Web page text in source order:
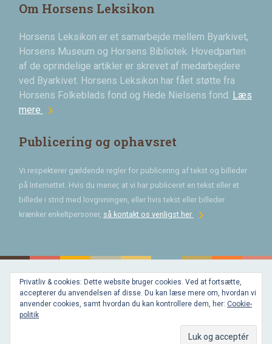
Om Horsens Leksikon
Horsens Leksikon er et samarbejde mellem Byarkivet,
Horsens Museum og Horsens Bibliotek. Hovedparten
af de oprindelige artikler er skrevet af medarbejdere
ved Byarkivet. Horsens Leksikon har fået støtte fra
Horsens Folkeblads fond og Hede Nielsens fond. Læs
mere chevron_right
Publicering og ophavsret
Vi respekterer gældende regler for publicering af tekst og billeder
på Internettet. Hvis du mener, at vi har publiceret en tekst eller et
billede i strid med lovgivningen, eller hvis tekst eller billeder
krænker enkeltpersoner, så kontakt os venligst herchevron_right
Bygget med
WordPressog
favoriteaf
Privatliv & cookies: Dette website bruger cookies. Ved at fortsætte,
accepterer du anvendelsen af disse. Du kan læse mere om, hvordan vi
anvender cookies, samt hvordan du kan kontrollere dem, her: Cookie-
politik